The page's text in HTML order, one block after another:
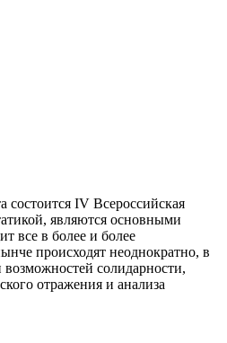
состоится IV Всероссийская
являются основными
все в более и более
происходят неоднократно, в
солидарности,
отражения и анализа